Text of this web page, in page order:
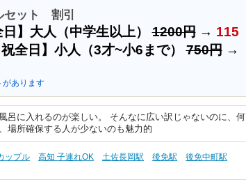
セット 割引
日】大人（中学生以上）1200円→ 115
祝全日】小人（3才~小6まで）750円→
があります
呂に入れるのが楽しい。 そんなに広い訳じゃないのに、何
場所確保する人が少ないのも魅力的
ップル 高知 子連れOK 土佐長岡駅 後免駅
後免中町駅